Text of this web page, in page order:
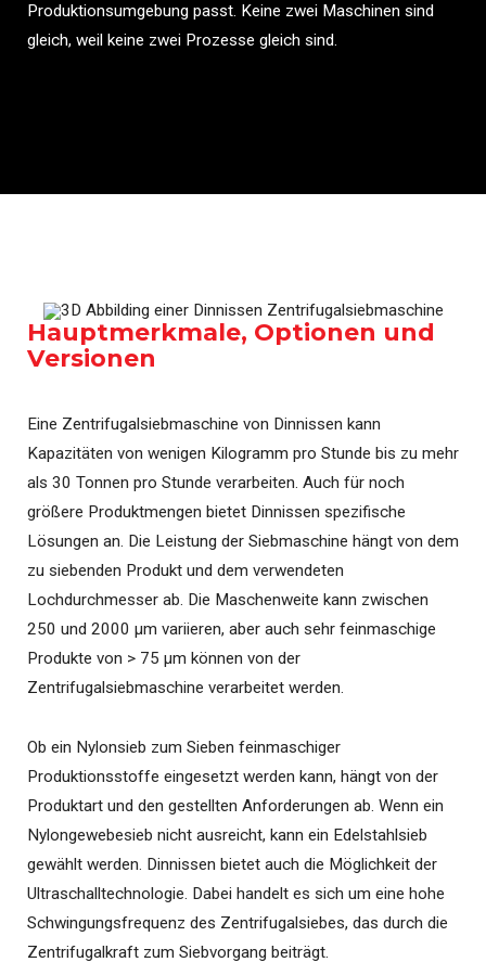
Produktionsumgebung passt. Keine zwei Maschinen sind
gleich, weil keine zwei Prozesse gleich sind.
Hauptmerkmale, Optionen und
Versionen
Eine Zentrifugalsiebmaschine von Dinnissen kann
Kapazitäten von wenigen Kilogramm pro Stunde bis zu mehr
als 30 Tonnen pro Stunde verarbeiten. Auch für noch
größere Produktmengen bietet Dinnissen spezifische
Lösungen an. Die Leistung der Siebmaschine hängt von dem
zu siebenden Produkt und dem verwendeten
Lochdurchmesser ab. Die Maschenweite kann zwischen
250 und 2000 µm variieren, aber auch sehr feinmaschige
Produkte von > 75 µm können von der
Zentrifugalsiebmaschine verarbeitet werden.
Ob ein Nylonsieb zum Sieben feinmaschiger
Produktionsstoffe eingesetzt werden kann, hängt von der
Produktart und den gestellten Anforderungen ab. Wenn ein
Nylongewebesieb nicht ausreicht, kann ein Edelstahlsieb
gewählt werden. Dinnissen bietet auch die Möglichkeit der
Ultraschalltechnologie. Dabei handelt es sich um eine hohe
Schwingungsfrequenz des Zentrifugalsiebes, das durch die
Zentrifugalkraft zum Siebvorgang beiträgt.